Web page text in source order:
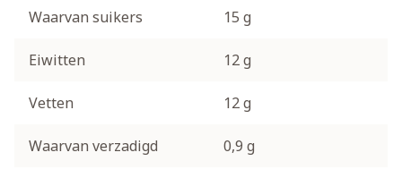
Waarvan suikers 15 g
Eiwitten 12 g
Vetten 12 g
Waarvan verzadigd 0,9 g